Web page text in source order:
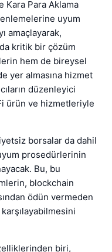
Kara Para Aklama
uyum
amaçlayarak,
kritik bir çözüm
hem de bireysel
yer almasına hizmet
düzenleyici
ürün ve hizmetleriyle
borsalar da dahil
prosedürlerinin
Bu, bu
blockchain
ödün vermeden
biri,